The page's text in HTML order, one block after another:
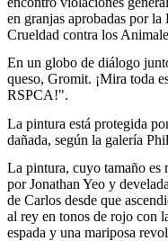
en granjas aprobadas por
Crueldad contra los
En un globo de diálogo
queso, Gromit. ¡Mira toda
RSPCA!".
La pintura está protegida
dañada, según la galería
La pintura, cuyo tamaño es
por Jonathan Yeo y
de Carlos desde que
al rey en tonos de rojo con
espada y una mariposa